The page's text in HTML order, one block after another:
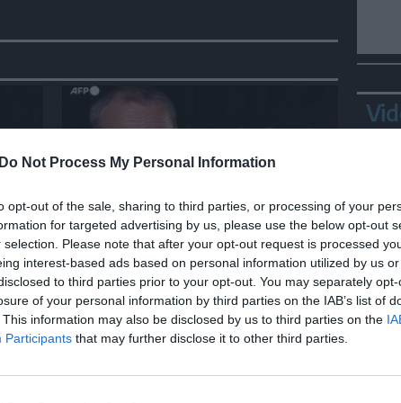
Do Not Process My Personal Information
opt-out of the sale, sharing to third parties, or processing of your
for targeted advertising by us, please use the below opt-out
selection. Please note that after your opt-out request is processed
interest-based ads based on personal information utilized by us
to third parties prior to your opt-out. You may separately
of your personal information by third parties on the IAB’s list of
information may also be disclosed by us to third parties on the
Participants that may further disclose it to other third parties.
SPETTACOLO
Cannes, Zvyagintsev: "Guerra
in Ucraina? Oggi tutti
attendono la fine"